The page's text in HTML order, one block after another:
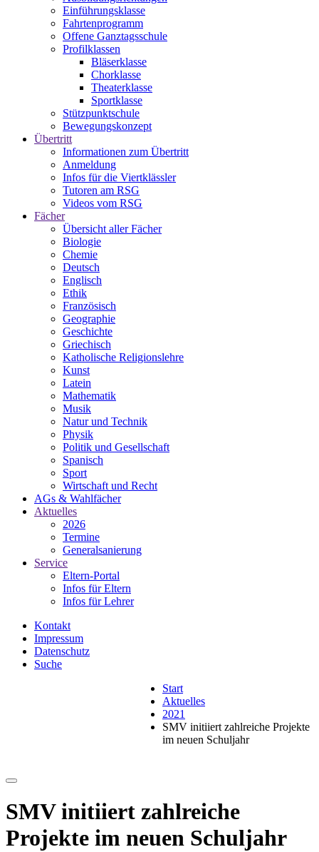
Einführungsklasse
Fahrtenprogramm
Offene Ganztagsschule
Profilklassen
Bläserklasse
Chorklasse
Theaterklasse
Sportklasse
Stützpunktschule
Bewegungskonzept
Übertritt
Informationen zum Übertritt
Anmeldung
Infos für die Viertklässler
Tutoren am RSG
Videos vom RSG
Fächer
Übersicht aller Fächer
Biologie
Chemie
Deutsch
Englisch
Ethik
Französisch
Geographie
Geschichte
Griechisch
Katholische Religionslehre
Kunst
Latein
Mathematik
Musik
Natur und Technik
Physik
Politik und Gesellschaft
Spanisch
Sport
Wirtschaft und Recht
AGs & Wahlfächer
Aktuelles
2026
Termine
Generalsanierung
Service
Eltern-Portal
Infos für Eltern
Infos für Lehrer
Kontakt
Impressum
Datenschutz
Suche
Start
Aktuelles
2021
SMV initiiert zahlreiche Projekte
im neuen Schuljahr
SMV initiiert zahlreiche
Projekte im neuen Schuljahr